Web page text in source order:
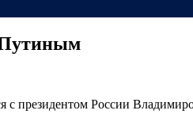
Путиным
с президентом России